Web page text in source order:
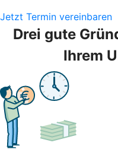
Jetzt Termin vereinbaren
Drei gute
Ihrem